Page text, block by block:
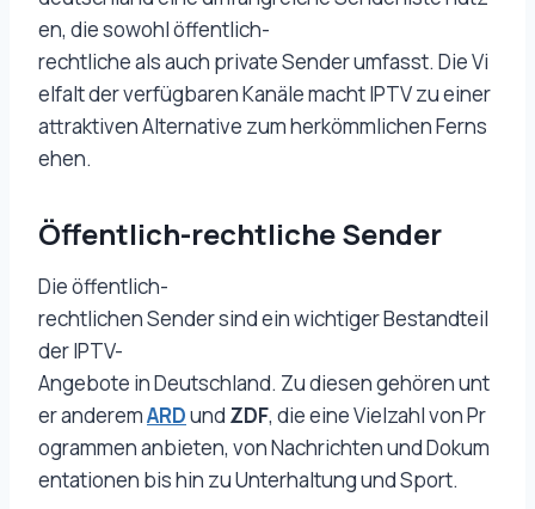
en, die sowohl öffentlich-
rechtliche als auch private Sender umfasst. Die Vi
elfalt der verfügbaren Kanäle macht IPTV zu einer
attraktiven Alternative zum herkömmlichen Ferns
ehen.
Öffentlich-rechtliche Sender
Die öffentlich-
rechtlichen Sender sind ein wichtiger Bestandteil
der IPTV-
Angebote in Deutschland. Zu diesen gehören unt
er anderemARDund ZDF, die eine Vielzahl von Pr
ogrammen anbieten, von Nachrichten und Dokum
entationen bis hin zu Unterhaltung und Sport.